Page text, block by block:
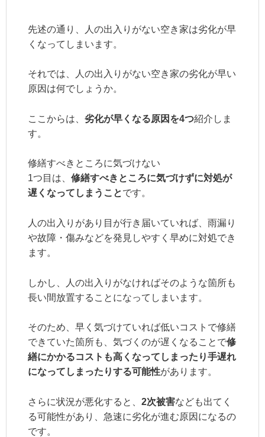
先述の通り、人の出入りがない空き家は劣化が早
くなってしまいます。
それでは、人の出入りがない空き家の劣化が早い
原因は何でしょうか。
ここからは、 劣化が早くなる原因を4つ紹介しま
す。
修繕すべきところに気づけない
1つ目は、 修繕すべきところに気づけずに対処が
遅くなってしまうことです。
人の出入りがあり目が行き届いていれば、雨漏り
や故障・傷みなどを発見しやすく早めに対処でき
ます。
しかし、人の出入りがなければそのような箇所も
長い間放置することになってしまいます。
そのため、早く気づけていれば低いコストで修繕
できていた箇所も、気づくのが遅くなることで修
繕にかかるコストも高くなってしまったり手遅れ
になってしまったりする可能性があります。
さらに状況が悪化すると、 2次被害なども出てく
る可能性があり、急速に劣化が進む原因になるの
です。